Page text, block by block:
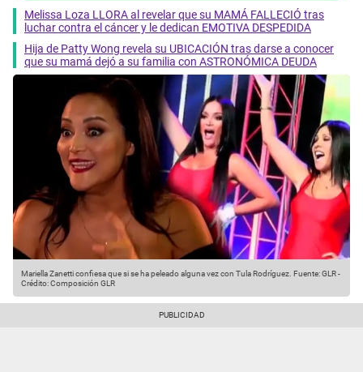
Melissa Loza LLORA al revelar que su MAMÁ FALLECIÓ tras
luchar contra el cáncer y le dedican EMOTIVA DESPEDIDA
Hija de Patty Wong revela su UBICACIÓN tras darse a conocer
que su mamá dejó a su familia con ASTRONÓMICA DEUDA
Mariella Zanetti confiesa que si se ha peleado alguna vez con Tula Rodríguez. Fuente: GLR-
Crédito: Composición GLR